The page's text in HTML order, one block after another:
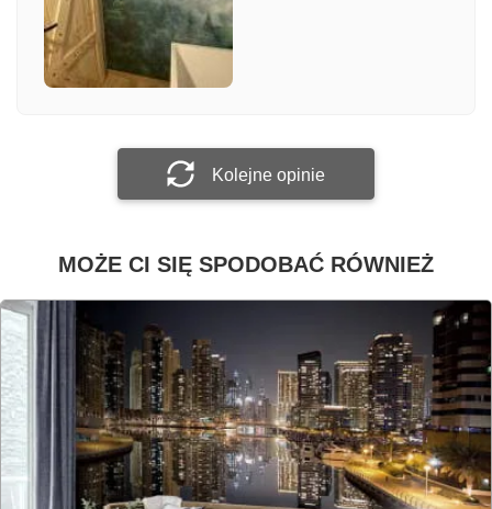
Załącz zdjęcie
Kolejne opinie
MOŻE CI SIĘ SPODOBAĆ RÓWNIEŻ